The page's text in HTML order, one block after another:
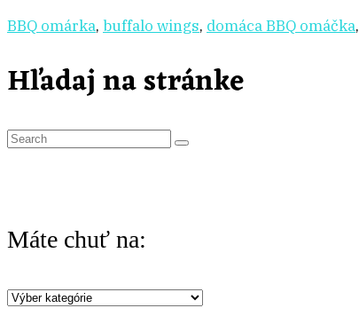
BBQ omárka, buffalo wings, domáca BBQ omáčka,
Hľadaj na stránke
S
c
f
Máte chuť na:
Máte